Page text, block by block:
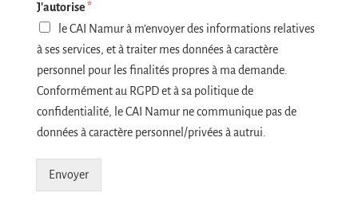
J'autorise*
le CAI Namur à m’envoyer des informations relatives
à ses services, et à traiter mes données à caractère
personnel pour les finalités propres à ma demande.
Conformément au RGPD et à sa politique de
confidentialité, le CAI Namur ne communique pas de
données à caractère personnel/privées à autrui.
Envoyer